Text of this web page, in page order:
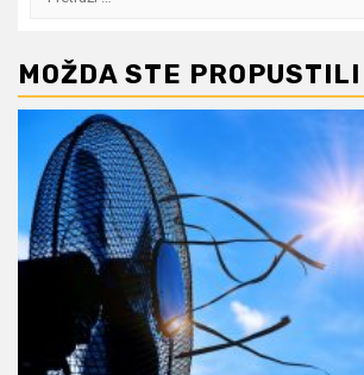
MOŽDA STE PROPUSTILI